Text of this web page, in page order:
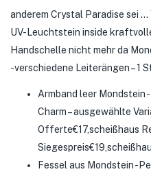
anderem Crystal Paradise sei …
UV-Leuchtstein inside
Handschelle nicht mehr da
-verschiedene Leiterängen – 1
Armband leer
Charm – ausgewählte
Offerte€17,scheißhaus
Fessel aus Mondstein -